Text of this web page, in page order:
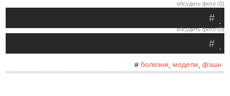
обсудить фото (0)
.
#
обсудить фото (0)
.
#
# болезни модели фэшн